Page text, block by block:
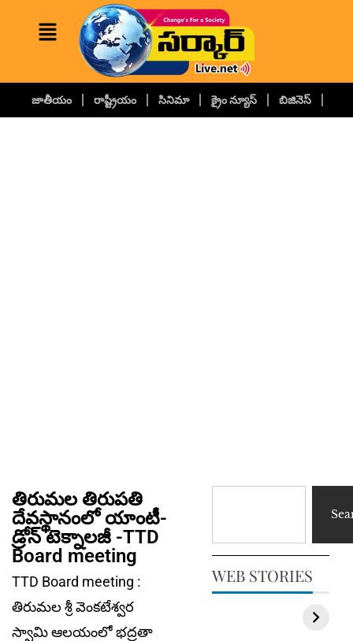
జాతీయం రాష్ట్రీయం సినిమా క్రైం న్యూస్ బిజినెస్
తిరుమల తిరుపతి
దేవస్థానంలో యాంటీ-
డ్రోన్ టెక్నాలజీ -TTD
Board meeting
TTD Board meeting :
తిరుమల శ్రీ వెంకటేశ్వర
స్వామి ఆలయంలో భద్రతా
WEB STORIES